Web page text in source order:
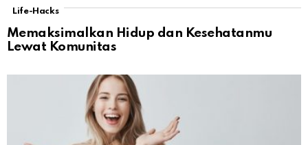
Life-Hacks
Memaksimalkan Hidup dan Kesehatanmu
Lewat Komunitas